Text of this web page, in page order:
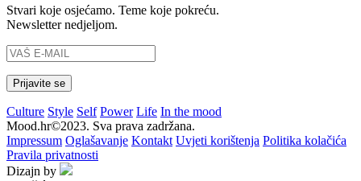
Stvari koje osjećamo. Teme koje pokreću.
Newsletter nedjeljom.
Culture Style Self Power Life In the mood
Mood.hr©2023. Sva prava zadržana.
Impressum Oglašavanje Kontakt Uvjeti korištenja Politika kolačića
Pravila privatnosti
Dizajn by